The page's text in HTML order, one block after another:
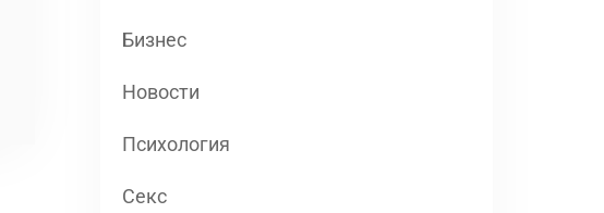
Бизнес
Новости
Психология
Секс